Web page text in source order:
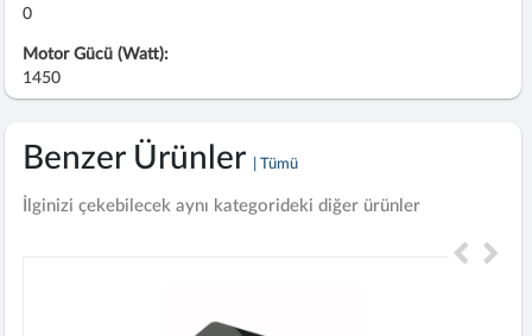
0
Motor Gücü (Watt):
1450
Benzer Ürünler | Tümü
İlginizi çekebilecek aynı kategorideki diğer ürünler